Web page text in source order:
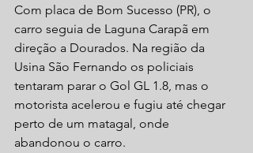
Com placa de Bom Sucesso (PR), o
carro seguia de Laguna Carapã em
direção a Dourados. Na região da
Usina São Fernando os policiais
tentaram parar o Gol GL 1.8, mas o
motorista acelerou e fugiu até chegar
perto de um matagal, onde
abandonou o carro.